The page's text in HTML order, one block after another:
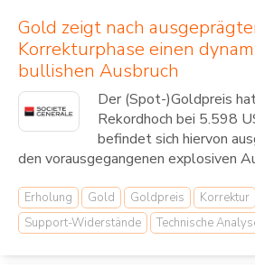
Gold zeigt nach
Korrekturphase einen
bullishen Ausbruch
Der (Spot-)Goldpreis
Rekordhoch bei 5.598
befindet sich hiervon
den vorausgegangenen explosiven
Erholung Gold Goldpreis
Korrektur
Support-Widerstände
Technische